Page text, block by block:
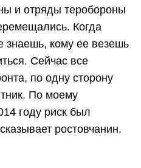
и отряды теробороны
Когда
знаешь, кому ее везешь
Сейчас все
по одну сторону
По моему
году риск был
ростовчанин.